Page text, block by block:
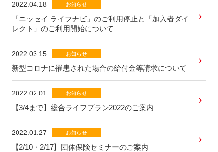
2022.04.18 お知らせ
「ニッセイ ライフナビ」のご利用停止と「加入者ダイ
レクト」のご利用開始について
2022.03.15 お知らせ
新型コロナに罹患された場合の給付金等請求について
2022.02.01 お知らせ
【3/4まで】総合ライフプラン2022のご案内
2022.01.27 お知らせ
【2/10・2/17】団体保険セミナーのご案内